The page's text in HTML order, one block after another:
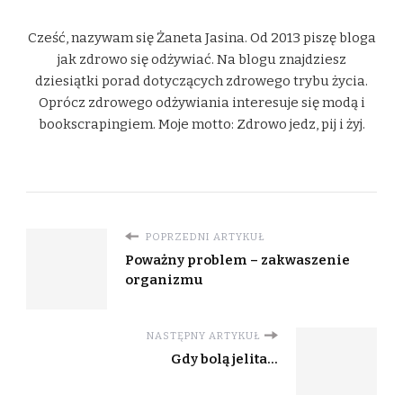
Cześć, nazywam się Żaneta Jasina. Od 2013 piszę bloga
jak zdrowo się odżywiać. Na blogu znajdziesz
dziesiątki porad dotyczących zdrowego trybu życia.
Oprócz zdrowego odżywiania interesuje się modą i
bookscrapingiem. Moje motto: Zdrowo jedz, pij i żyj.
POPRZEDNI ARTYKUŁ
Poważny problem – zakwaszenie
organizmu
NASTĘPNY ARTYKUŁ
Gdy bolą jelita…